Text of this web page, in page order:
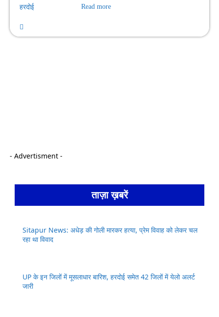
हरदोई Read more
- Advertisment -
ताज़ा ख़बरें
Sitapur News: अधेड़ की गोली मारकर हत्या, प्रेम विवाह को लेकर चल
रहा था विवाद
UP के इन जिलों में मूसलाधार बारिश, हरदोई समेत 42 जिलों में येलो अलर्ट
जारी